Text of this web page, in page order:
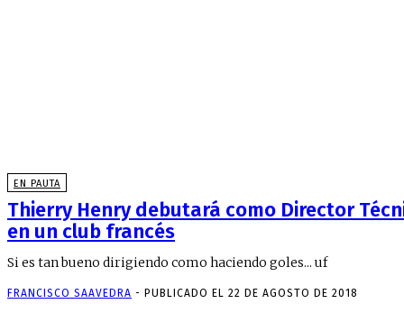
EN PAUTA
Thierry Henry debutará como Director
en un club francés
Si es tan bueno dirigiendo como haciendo goles... uf
FRANCISCO SAAVEDRA - PUBLICADO EL 22 DE AGOSTO DE 2018